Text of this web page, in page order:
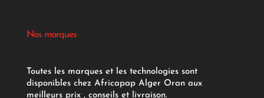
Nos marques
Toutes les marques et les technologies sont
disponibles chez Africapap Alger Oran aux
meilleurs prix , conseils et livraison.